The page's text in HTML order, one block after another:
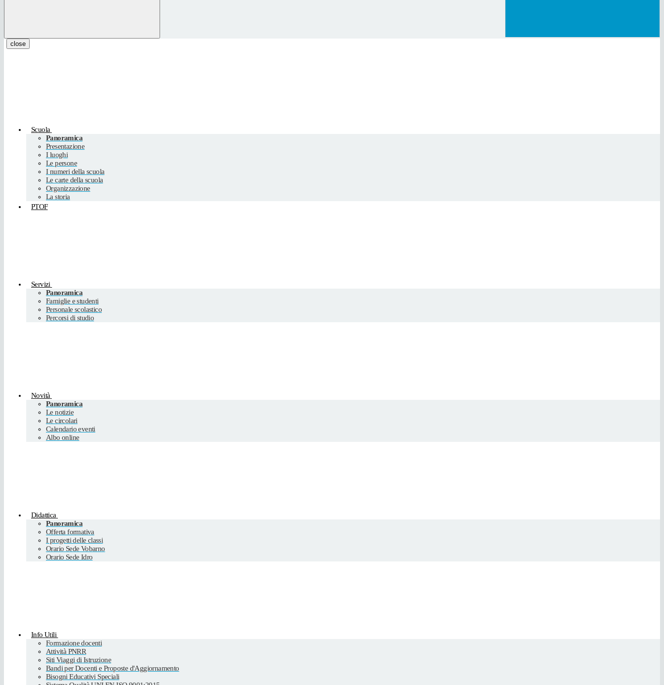
close
Scuola
Panoramica
Presentazione
I luoghi
Le persone
I numeri della scuola
Le carte della scuola
Organizzazione
La storia
PTOF
Servizi
Panoramica
Famiglie e studenti
Personale scolastico
Percorsi di studio
Novità
Panoramica
Le notizie
Le circolari
Calendario eventi
Albo online
Didattica
Panoramica
Offerta formativa
I progetti delle classi
Orario Sede Vobarno
Orario Sede Idro
Info Utili
Formazione docenti
Attività PNRR
Siti Viaggi di Istruzione
Bandi per Docenti e Proposte d'Aggiornamento
Bisogni Educativi Speciali